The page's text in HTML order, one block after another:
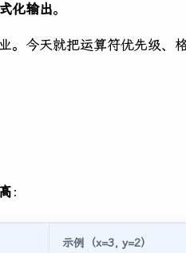
化输出。
。今天就把运算符优先级、
：
示例（x=3, y=2）